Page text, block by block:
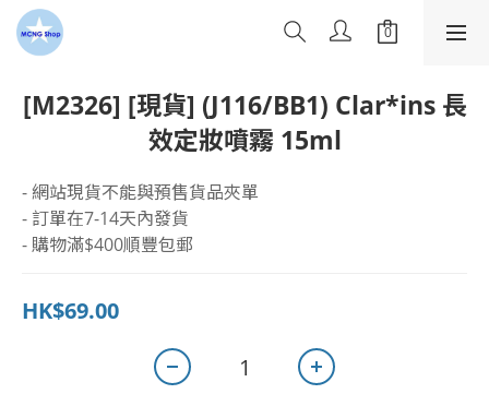
[M2326] [現貨] (J116/BB1) Clar*ins 長
效定妝噴霧 15ml
- 網站現貨不能與預售貨品夾單
- 訂單在7-14天內發貨
- 購物滿$400順豐包郵
HK$69.00